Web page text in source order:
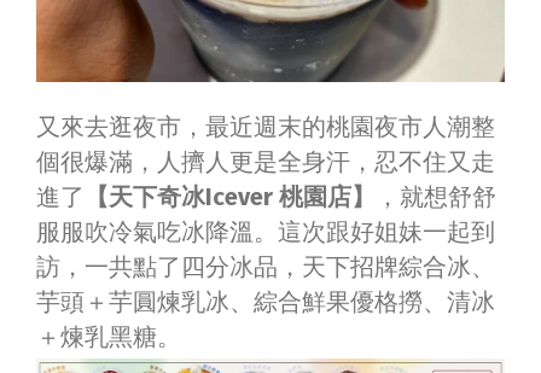
又來去逛夜市，最近週末的桃園夜市人潮整
個很爆滿，人擠人更是全身汗，忍不住又走
進了
【天下奇冰Icever 桃園店】
，就想舒舒
服服吹冷氣吃冰降溫。這次跟好姐妹一起到
訪，一共點了四分冰品，天下招牌綜合冰、
芋頭＋芋圓煉乳冰、綜合鮮果優格撈、清冰
＋煉乳黑糖。